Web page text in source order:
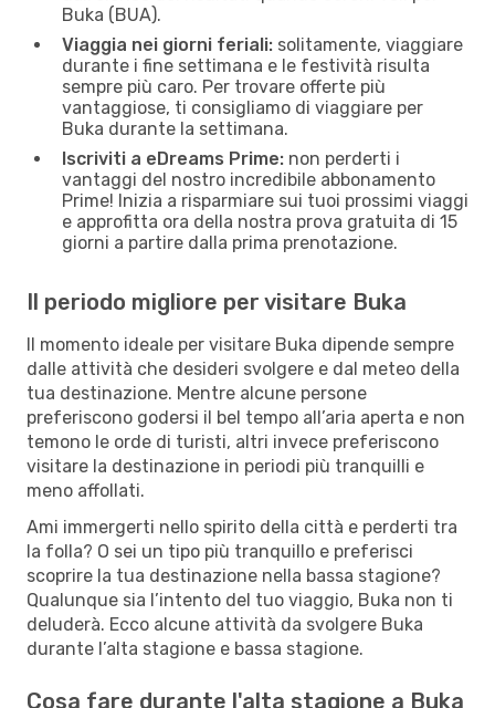
Buka (BUA).
Viaggia nei giorni feriali: solitamente, viaggiare
durante i fine settimana e le festività risulta
sempre più caro. Per trovare offerte più
vantaggiose, ti consigliamo di viaggiare per
Buka durante la settimana.
Iscriviti a eDreams Prime: non perderti i
vantaggi del nostro incredibile abbonamento
Prime! Inizia a risparmiare sui tuoi prossimi viaggi
e approfitta ora della nostra prova gratuita di 15
giorni a partire dalla prima prenotazione.
Il periodo migliore per visitare Buka
Il momento ideale per visitare Buka dipende sempre
dalle attività che desideri svolgere e dal meteo della
tua destinazione. Mentre alcune persone
preferiscono godersi il bel tempo all’aria aperta e non
temono le orde di turisti, altri invece preferiscono
visitare la destinazione in periodi più tranquilli e
meno affollati.
Ami immergerti nello spirito della città e perderti tra
la folla? O sei un tipo più tranquillo e preferisci
scoprire la tua destinazione nella bassa stagione?
Qualunque sia l’intento del tuo viaggio, Buka non ti
deluderà. Ecco alcune attività da svolgere Buka
durante l’alta stagione e bassa stagione.
Cosa fare durante l'alta stagione a Buka